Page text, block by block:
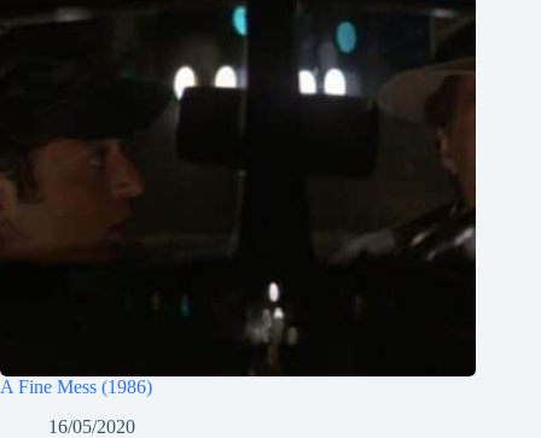
A Fine Mess (1986)
16/05/2020